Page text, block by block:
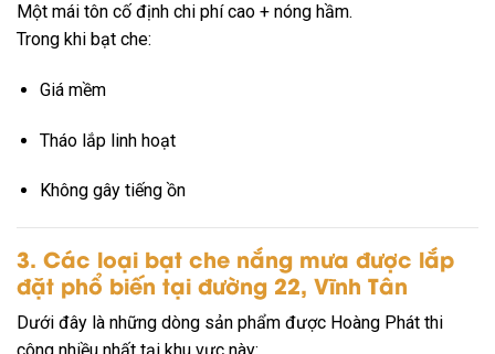
Một mái tôn cố định chi phí cao + nóng hầm.
Trong khi bạt che:
Giá mềm
Tháo lắp linh hoạt
Không gây tiếng ồn
3. Các loại bạt che nắng mưa được lắp
đặt phổ biến tại đường 22, Vĩnh Tân
Dưới đây là những dòng sản phẩm được Hoàng Phát thi